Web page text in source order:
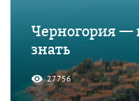
Черногория —
знать
27756